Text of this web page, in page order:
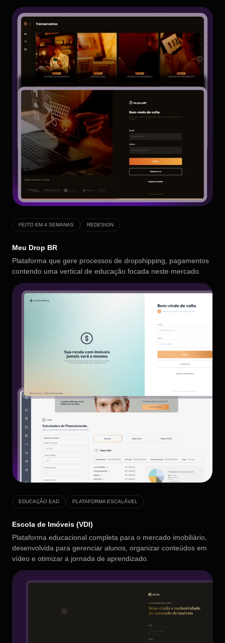
FEITO EM 4 SEMANAS REDESIGN
Meu Drop BR
Plataforma que gere processos de dropshipping, pagamentos
contendo uma vertical de educação focada neste mercado.
EDUCAÇÃO EAD PLATAFORMA ESCALÁVEL
Escola de Imóveis (VDI)
Plataforma educacional completa para o mercado imobiliário,
desenvolvida para gerenciar alunos, organizar conteúdos em
vídeo e otimizar a jornada de aprendizado.